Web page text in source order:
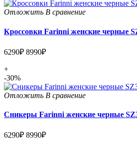
Отложить В сравнение
Кроссовки Farinni женские черные
6290₽ 8990₽
+
-30%
Отложить В сравнение
Сникеры Farinni женские черные
6290₽ 8990₽